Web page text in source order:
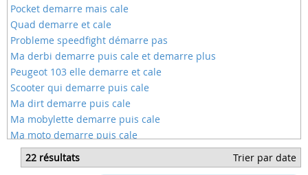
Pocket demarre mais cale
Quad demarre et cale
Probleme speedfight démarre pas
Ma derbi demarre puis cale et demarre plus
Peugeot 103 elle demarre et cale
Scooter qui demarre puis cale
Ma dirt demarre puis cale
Ma mobylette demarre puis cale
Ma moto demarre puis cale
50 qui demarre mais cale
50 qui demarre puis cale
22 résultats Trier par date